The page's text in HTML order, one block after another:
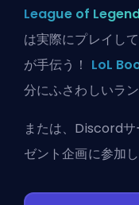
League of
は実際にプレイし
が手伝う！ LoL
分にふさわしいラ
または、 Discordサ
ゼント企画に参加し